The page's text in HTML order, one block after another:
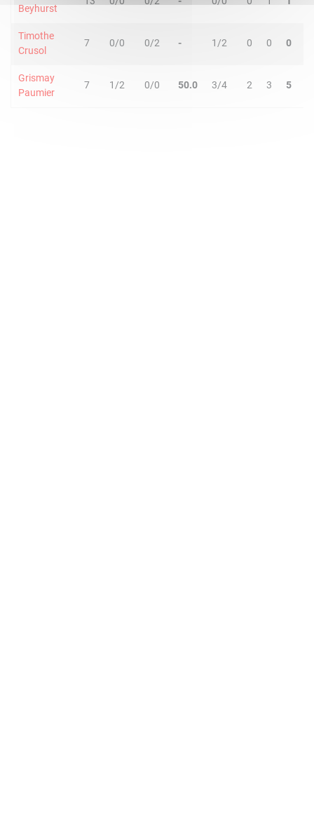
Beyhurst
Timothe
Crusol
7 0/0 0/2 - 1/2 0 0 0
Grismay
Paumier
7 1/2 0/0 50.0 3/4 2 3 5